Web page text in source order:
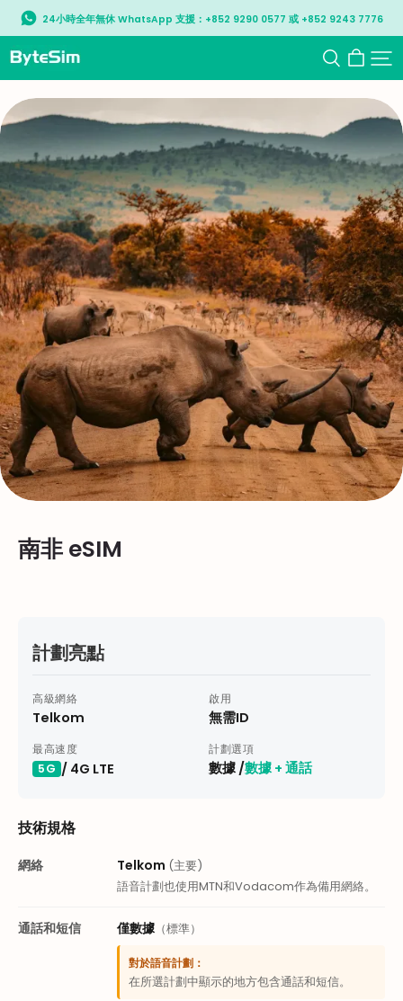
24小時全年無休 WhatsApp 支援：+852 9290 0577 或 +852 9243 7776
ByteSIM
南非 eSIM
計劃亮點
高級網絡
Telkom
啟用
無需ID
最高速度
5G / 4G LTE
計劃選項
數據 /數據 + 通話
技術規格
網絡 Telkom (主要)
語音計劃也使用MTN和Vodacom作為備用網絡。
通話和短信 僅數據 （標準）
對於語音計劃：
在所選計劃中顯示的地方包含通話和短信。